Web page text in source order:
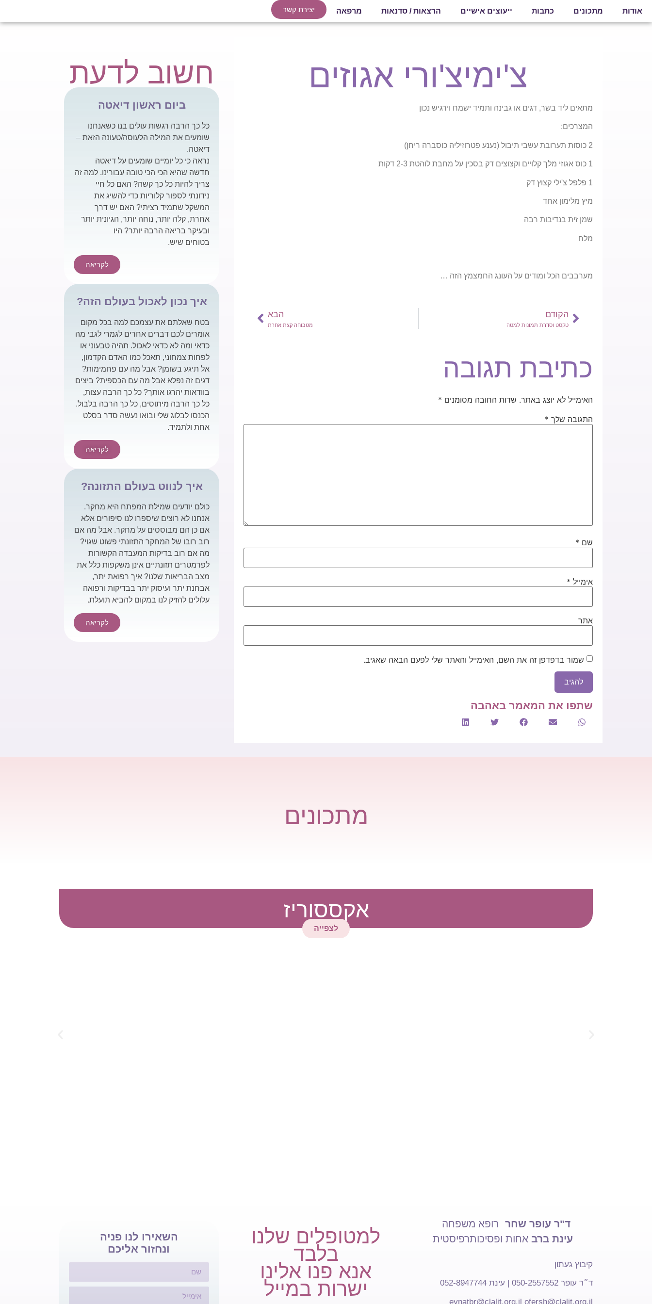
אודות מתכונים כתבות ייעוצים אישיים הרצאות / סדנאות מרפאה יצירת קשר
צ'ימיצ'ורי אגוזים
מתאים ליד בשר, דגים או גבינה ותמיד ישמח וירגיש נכון
המצרכים:
2 כוסות תערובת עשבי תיבול (נענע פטרוזיליה כוסברה ריחן)
1 כוס אגוזי מלך קלויים וקצוצים דק בסכין על מחבת לוהטת 2-3 דקות
1 פלפל צ'ילי קצוץ דק
מיץ מלימון אחד
שמן זית בנדיבות רבה
מלח
מערבבים הכל ומודים על העונג החמצמץ הזה …
הקודם
טקסט וסדרת תמונות למטה
הבא
מטבוחה קצת אחרת
כתיבת תגובה
האימייל לא יוצג באתר. שדות החובה מסומנים *
התגובה שלך *
שם *
אימייל *
אתר
שמור בדפדפן זה את השם, האימייל והאתר שלי לפעם הבאה שאגיב.
שתפו את המאמר באהבה
חשוב לדעת
ביום ראשון דיאטה
כל כך הרבה רגשות עולים בנו כשאנחנו
שומעים את המילה הלעוסה/טעונה הזאת –
דיאטה.
נראה כי כל יומיים שומעים על דיאטה
חדשה שהיא הכי הכי טובה עבורינו. למה זה
צריך להיות כל כך קשה? האם כל חיי
נידונתי לספור קלוריות כדי להשיג את
המשקל שתמיד רציתי? האם יש דרך
אחרת, קלה יותר, נוחה יותר, הגיונית יותר
ובעיקר בריאה הרבה יותר? היו
בטוחים שיש.
לקריאה
איך נכון לאכול בעולם הזה?
בטח שאלתם את עצמכם למה בכל מקום
אומרים לכם דברים אחרים לגמרי לגבי מה
כדאי ומה לא כדאי לאכול. תהיה טבעוני או
לפחות צמחוני, תאכל כמו האדם הקדמון,
אל תיגע בשומן? אבל מה עם פחמימות?
דגים זה נפלא אבל מה עם הכספית? ביצים
בוודאות יהרגו אותך? כל כך הרבה עצות,
כל כך הרבה מיתוסים, כל כך הרבה בלבול.
הכנסו לבלוג שלי ובואו נעשה סדר בסלט
אחת ולתמיד.
לקריאה
איך לנווט בעולם התזונה?
כולם יודעים שמילת המפתח היא מחקר.
אנחנו לא רוצים שיספרו לנו סיפורים אלא
אם כן הם מבוססים על מחקר. אבל מה אם
רוב רובו של המחקר התזונתי פשוט שגוי?
מה אם רוב בדיקות המעבדה הקשורות
לפרמטרים תזונתיים אינן משקפות כלל את
מצב הבריאות שלנו? איך רפואת יתר,
אבחנת יתר ועיסוק יתר בבדיקות ורפואה
עלולים להזיק לנו במקום להביא תועלת.
לקריאה
מתכונים
אקססוריז
לצפייה
ד"ר עופר שחר רופא משפחה
עינת ברב אחות ופסיכותרפיסטית
קיבוץ געתון
ד״ר עופר 050-2557552 | עינת 052-8947744
ofersh@clalit.org.il
eynatbr@clalit.org.il
למטופלים שלנו
בלבד
אנא פנו אלינו
ישרות במייל
השאירו לנו פניה
ונחזור אליכם